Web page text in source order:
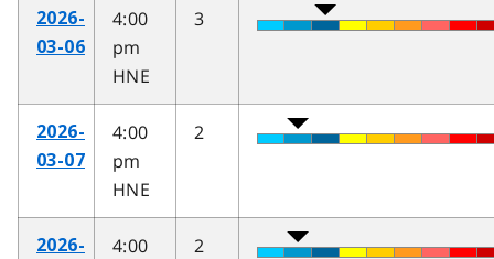
2026-
03-06
4:00
pm
HNE
3
2026-
03-07
4:00
pm
HNE
2
2026-
4:00
2